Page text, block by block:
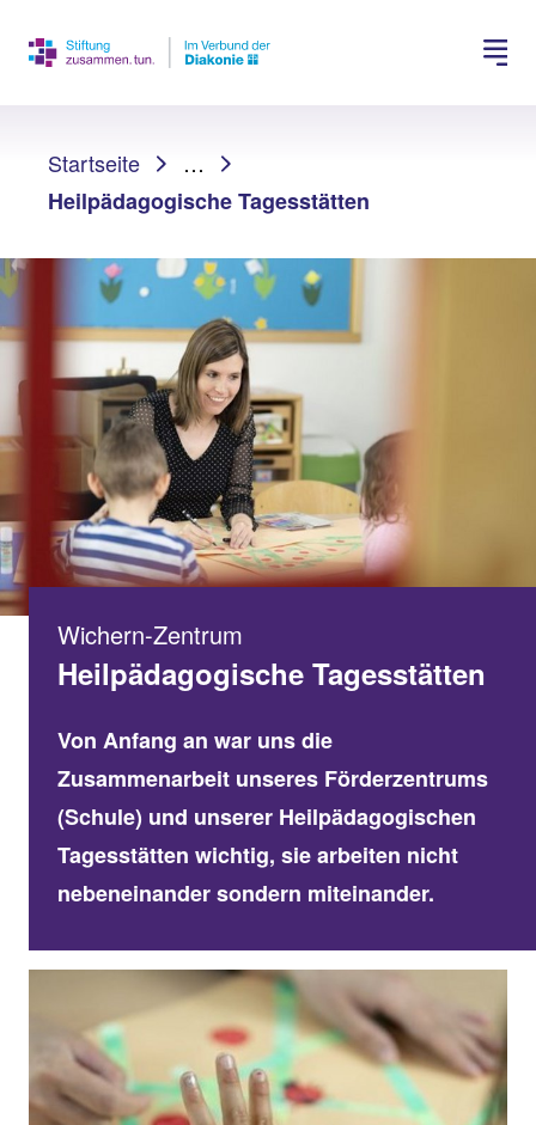
Startseite
…
Heilpädagogische Tagesstätten
Wichern-Zentrum
Heilpädagogische Tagesstätten
Von Anfang an war uns die
Zusammenarbeit unseres Förderzentrums
(Schule) und unserer Heilpädagogischen
Tagesstätten wichtig, sie arbeiten nicht
nebeneinander sondern miteinander.